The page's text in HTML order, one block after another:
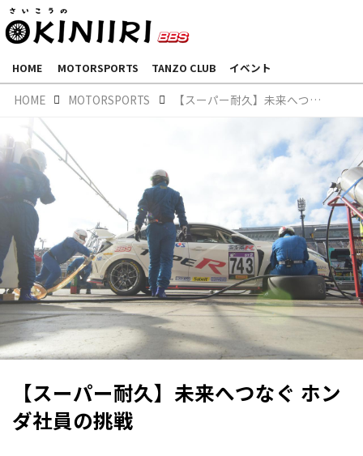
HOME MOTORSPORTS TANZO CLUB イベント
HOME MOTORSPORTS 【スーパー耐久】未来へつなぐ ホンダ社員の挑戦
【スーパー耐久】未来へつなぐ ホン
ダ社員の挑戦